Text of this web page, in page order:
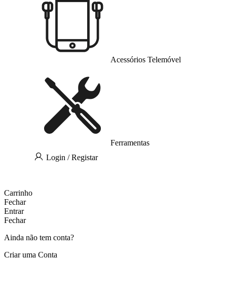
Acessórios Telemóvel
Ferramentas
Login / Registar
Carrinho
Fechar
Entrar
Fechar
Ainda não tem conta?
Criar uma Conta